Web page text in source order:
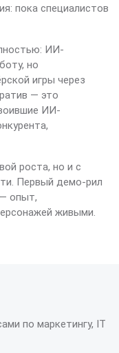
пока специалистов
ИИ-
но
игры через
— это
ИИ-
роста, но и с
Первый демо-рил
опыт,
живыми.
по маркетингу, IT